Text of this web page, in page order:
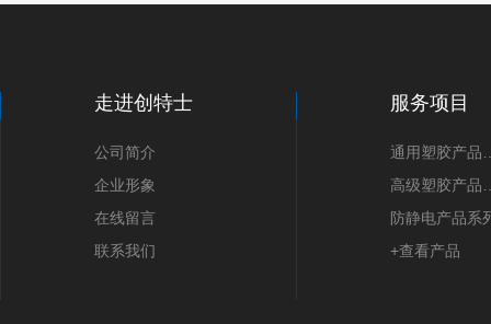
走进创特士
公司简介
企业形象
在线留言
联系我们
服务项目
防静电产品系
+查看产品